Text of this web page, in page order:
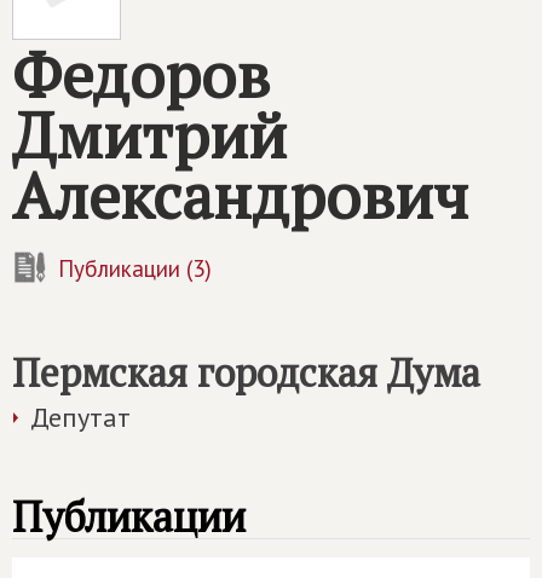
Федоров
Дмитрий
Александрович
Публикации (3)
Пермская городская Дума
Депутат
Публикации